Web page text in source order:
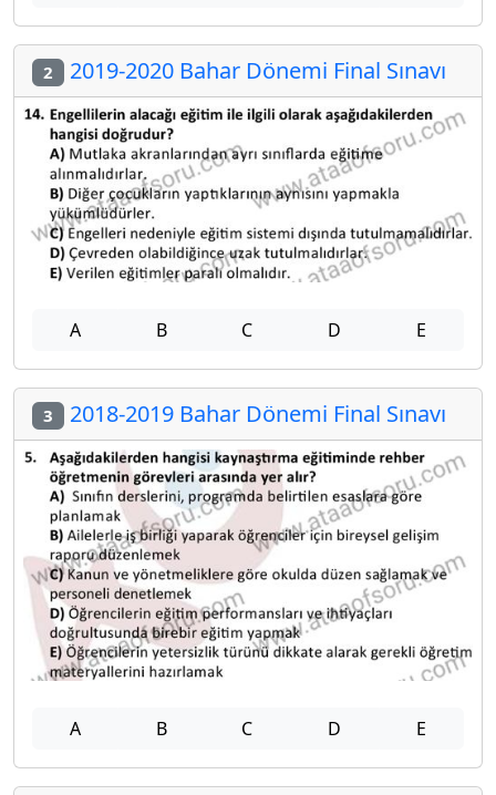
2 2019-2020 Bahar Dönemi Final Sınavı
A B C D E
3 2018-2019 Bahar Dönemi Final Sınavı
A B C D E